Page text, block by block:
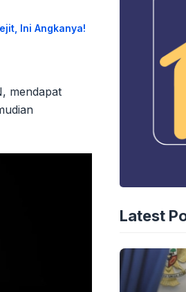
Ini Angkanya!
mendapat
Latest